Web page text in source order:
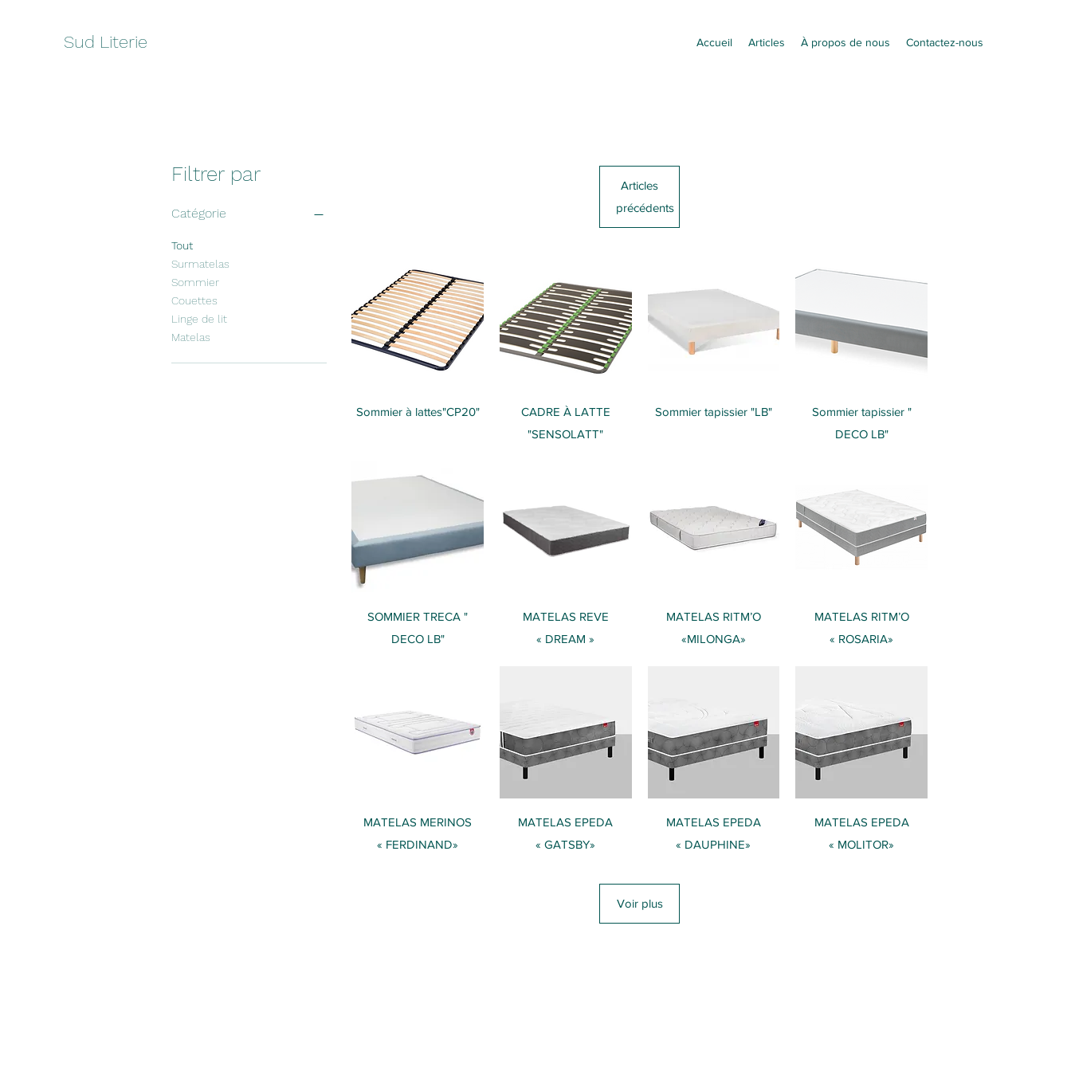
Sud Literie Accueil Articles À propos de nous Contactez-nous
Filtrer par
Catégorie
Tout
Surmatelas
Sommier
Couettes
Linge de lit
Matelas
Articles
précédents
Aperçu rapide
Sommier à lattes"CP20" Aperçu rapide
CADRE À LATTE
"SENSOLATT"
Aperçu rapide
Sommier tapissier "LB" Aperçu rapide
Sommier tapissier "
DECO LB"
Aperçu rapide
SOMMIER TRECA "
DECO LB"
Aperçu rapide
​MATELAS REVE
« DREAM »
Aperçu rapide
​MATELAS RITM’O
«MILONGA»
Aperçu rapide
​MATELAS RITM’O
« ROSARIA»
Aperçu rapide
​MATELAS MERINOS
« FERDINAND»
Aperçu rapide
​MATELAS EPEDA
« GATSBY»
Aperçu rapide
​MATELAS EPEDA
« DAUPHINE»
Aperçu rapide
​MATELAS EPEDA
« MOLITOR»
Voir plus